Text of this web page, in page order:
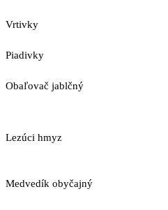
Vrtivky
Piadivky
Obaľovač jablčný
Lezúci hmyz
Medvedík obyčajný